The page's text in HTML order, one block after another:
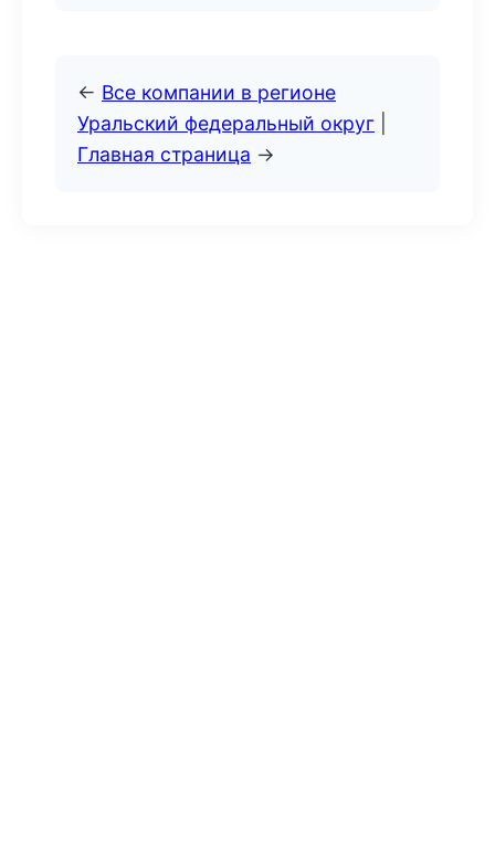
← Все компании в регионе
Уральский федеральный округ
Главная страница →